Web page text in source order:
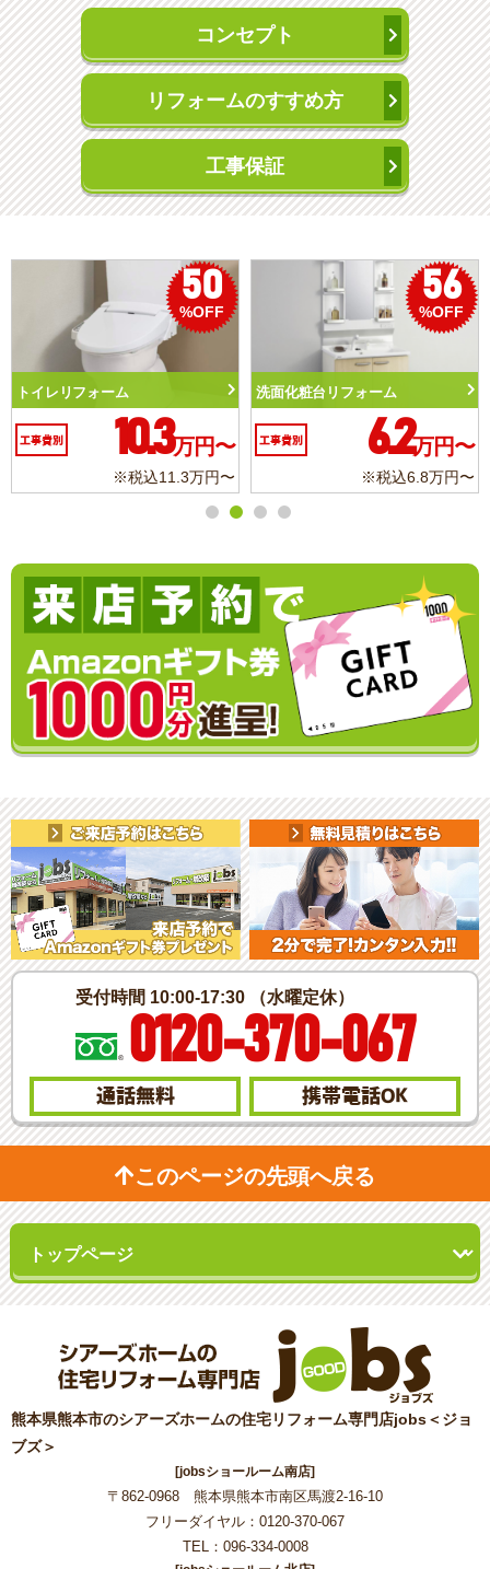
コンセプト
リフォームのすすめ方
工事保証
50
%OFF
トイレリフォーム
工事費別 10.3万円〜
※税込11.3万円〜
56
%OFF
洗面化粧台リフォーム
工事費別 6.2万円〜
※税込6.8万円〜
受付時間 10:00-17:30 （水曜定休）
0120-370-067
通話無料 携帯電話OK
このページの先頭へ戻る
熊本県熊本市のシアーズホームの住宅リフォーム専門店jobs＜ジョ
ブズ＞
[jobsショールーム南店]
〒862-0968 熊本県熊本市南区馬渡2-16-10
フリーダイヤル：0120-370-067
TEL：096-334-0008